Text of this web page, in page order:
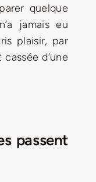
quelque
jamais eu
plaisir, par
d’une
passent